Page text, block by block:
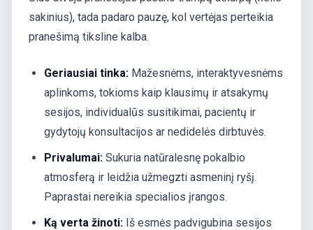
sakinius), tada padaro pauzę, kol vertėjas perteikia
pranešimą tiksline kalba.
Geriausiai tinka: Mažesnėms, interaktyvesnėms
aplinkoms, tokioms kaip klausimų ir atsakymų
sesijos, individualūs susitikimai, pacientų ir
gydytojų konsultacijos ar nedidelės dirbtuvės.
Privalumai: Sukuria natūralesnę pokalbio
atmosferą ir leidžia užmegzti asmeninį ryšį.
Paprastai nereikia specialios įrangos.
Ką verta žinoti: Iš esmės padvigubina sesijos